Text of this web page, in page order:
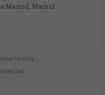
Madrid, Madrid
as